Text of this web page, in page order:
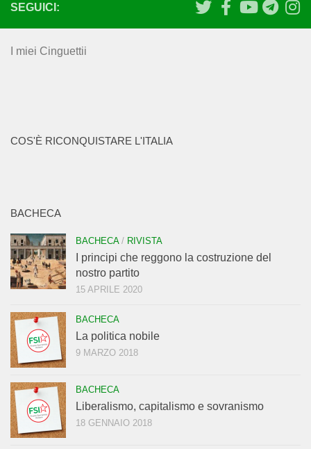
SEGUICI:
I miei Cinguettii
COS'È RICONQUISTARE L'ITALIA
BACHECA
BACHECA/ RIVISTA
I principi che reggono la costruzione del
nostro partito
15 APRILE 2020
BACHECA
La politica nobile
9 MARZO 2018
BACHECA
Liberalismo, capitalismo e sovranismo
18 GENNAIO 2018